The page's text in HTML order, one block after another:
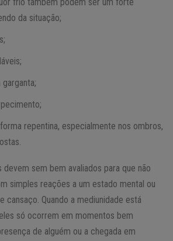
da situação;
repentina, especialmente nos ombros,
sem bem avaliados para que não
simples reações a um estado mental ou
cansaço. Quando a mediunidade está
só ocorrem em momentos bem
de alguém ou a chegada em